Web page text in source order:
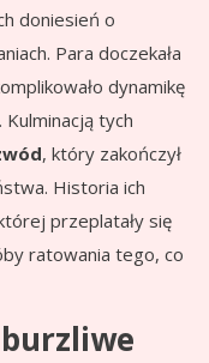
doniesień o
Para doczekała
dynamikę
tych
, który zakończył
Historia ich
przeplatały się
ratowania tego, co